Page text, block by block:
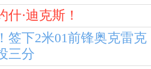
·迪克斯！
签下2米01前锋奥克雷克
三分